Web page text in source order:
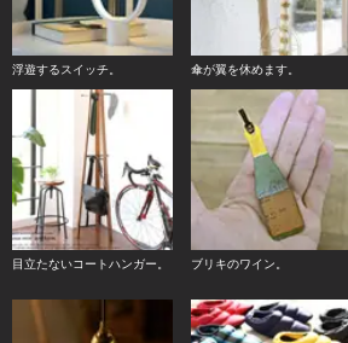
浮遊するスイッチ。 傘が翼を休めます。
目立たないコートハンガー。 ブリキのワイン。